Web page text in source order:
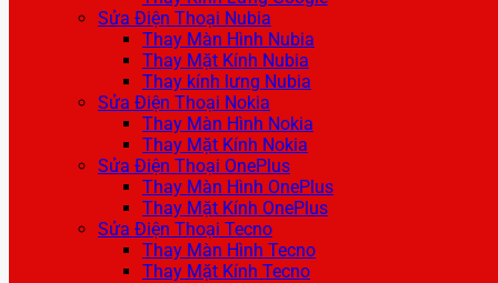
Sửa Điện Thoại Nubia
Thay Màn Hình Nubia
Thay Mặt Kính Nubia
Thay kính lưng Nubia
Sửa Điện Thoại Nokia
Thay Màn Hình Nokia
Thay Mặt Kính Nokia
Sửa Điện Thoại OnePlus
Thay Màn Hình OnePlus
Thay Mặt Kính OnePlus
Sửa Điện Thoại Tecno
Thay Màn Hình Tecno
Thay Mặt Kính Tecno